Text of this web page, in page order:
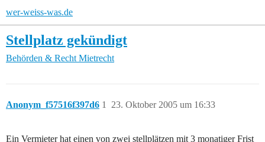
wer-weiss-was.de
Stellplatz gekündigt
Behörden & Recht Mietrecht
Anonym_f57516f397d6 23. Oktober 2005 um 16:33
1
Ein Vermieter hat einen von zwei stellplätzen mit 3 monatiger Frist